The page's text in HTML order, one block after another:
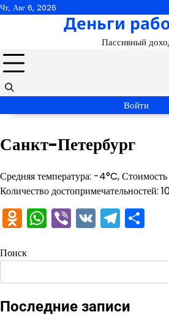
Перейти
Чт, Авг 6, 2026
Деньги
Пассивный
Войти
Санкт-Петербург
Средняя температура: -4°C,
Количество достопримечательностей:
Odnoklassniki
WhatsApp
Viber
VK
Поиск
Последние записи